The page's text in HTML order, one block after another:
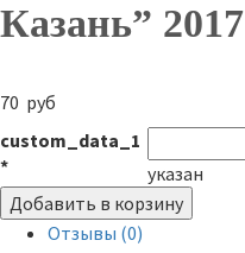
Казань” 2017
70 руб
custom_data_1
*
указан
Добавить в корзину
Отзывы (0)